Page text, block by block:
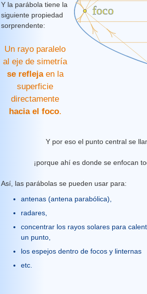
Y la parábola tiene la
siguiente propiedad
sorprendente:
Un rayo paralelo
al eje de simetría
se reflejaen la
superficie
directamente
hacia el foco.
Y por eso el punto central se
¡porque ahí es donde se enfocan
Así, las parábolas se pueden usar para:
antenas (antena parabólica),
radares,
concentrar los rayos solares para
un punto,
los espejos dentro de focos y linternas
etc.